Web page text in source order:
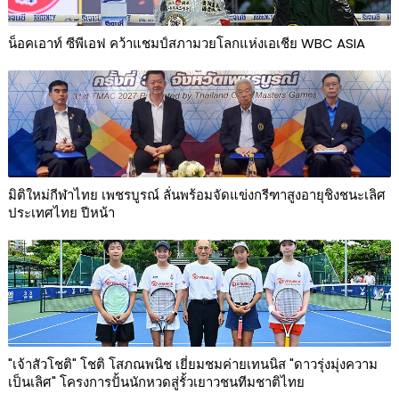
น็อคเอาท์ ซีพีเอฟ คว้าแชมป์สภามวยโลกแห่งเอเชีย WBC ASIA
มิติใหม่กีฬาไทย เพชรบูรณ์ ลั่นพร้อมจัดแข่งกรีฑาสูงอายุชิงชนะเลิศ
ประเทศไทย ปีหน้า
"เจ้าสัวโชติ" โชติ โสภณพนิช เยี่ยมชมค่ายเทนนิส "ดาวรุ่งมุ่งความ
เป็นเลิศ" โครงการปั้นนักหวดสู่รั้วเยาวชนทีมชาติไทย